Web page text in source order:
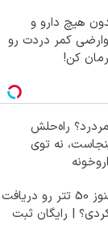
هیچ دارو و
کمر دردت رو
کن!
راه‌حلش
نه توی
هنوز 50 تتر رو دریافت
| رایگان ثبت